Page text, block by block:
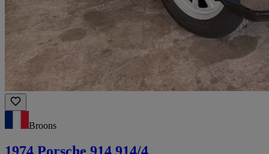
Broons
1974 Porsche 914 914/4